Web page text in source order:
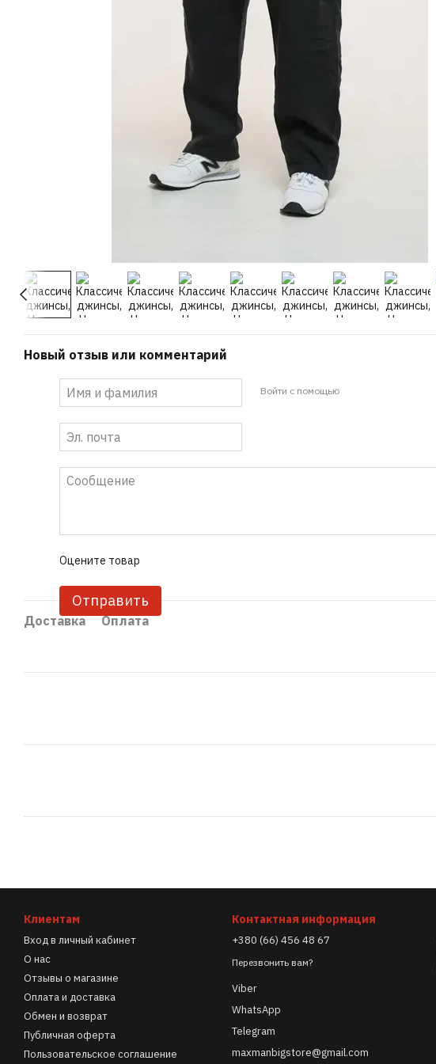
Новый отзыв или комментарий
Войти с помощью
Оцените товар
Отправить
Доставка Оплата
Клиентам
Вход в личный кабинет
О нас
Отзывы о магазине
Оплата и доставка
Обмен и возврат
Публичная оферта
Пользовательское соглашение
Контактная информация
+380 (66) 456 48 67
Перезвонить вам?
Viber
WhatsApp
Telegram
maxmanbigstore@gmail.com